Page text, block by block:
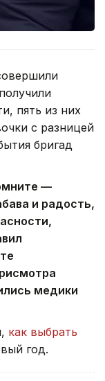
пять из них
с разницей
бригад
—
и радость,
медики
как выбрать
год.